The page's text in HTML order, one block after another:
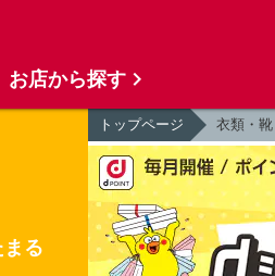
る
トップページ 衣類・
お店から探す